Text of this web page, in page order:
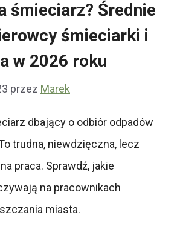
śmieciarz? Średnie
śmieciarki i
w 2026 roku
przez Marek
dbający o odbiór odpadów
trudna, niewdzięczna, lecz
praca. Sprawdź, jakie
na pracownikach
miasta.